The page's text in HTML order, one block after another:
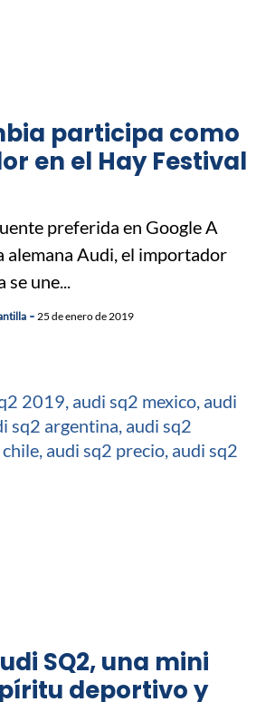
participa como
en el Hay Festival
preferida en Google A
alemana Audi, el importador
une...
25 de enero de 2019
SQ2, una mini
deportivo y